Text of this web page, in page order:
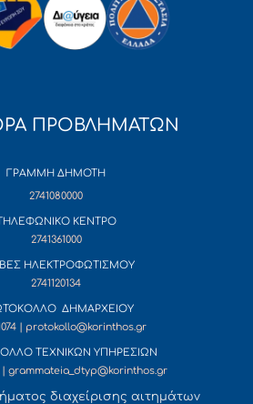
ΠΡΟΒΛΗΜΑΤΩΝ
ΓΡΑΜΜΗ ΔΗΜΟΤΗ
2741080000
ΚΕΝΤΡΟ
2741361000
ΗΛΕΚΤΡΟΦΩΤΙΣΜΟΥ
2741120134
ΔΗΜΑΡΧΕΙΟΥ
| protokollo@korinthos.gr
ΤΕΧΝΙΚΩΝ ΥΠΗΡΕΣΙΩΝ
| grammateia_dtyp@korinthos.gr
διαχείρισης αιτημάτων